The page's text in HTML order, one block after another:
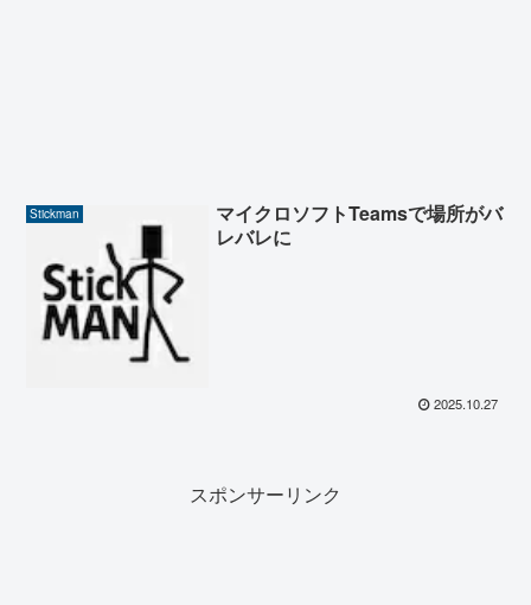
Stickman
マイクロソフトTeamsで場所がバ
レバレに
2025.10.27
スポンサーリンク